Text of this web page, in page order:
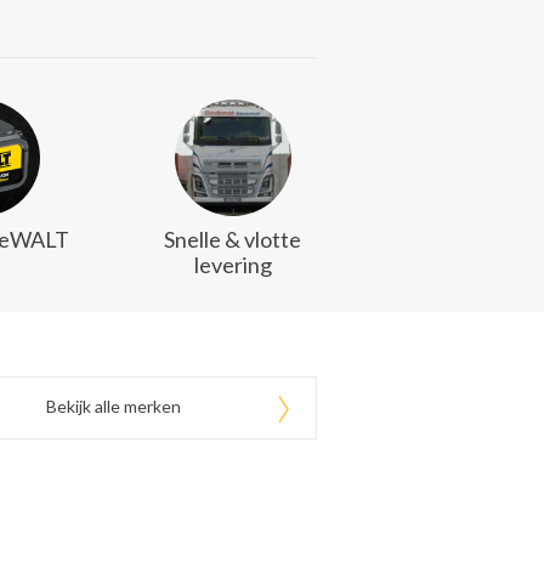
Snelle & vlotte
levering
Bekijk alle merken